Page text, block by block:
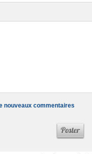
nouveaux commentaires